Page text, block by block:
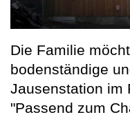
Die Familie
bodenständige
Jausenstation im
"Passend zum